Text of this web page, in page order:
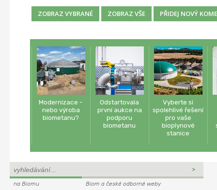
Modernizace -
nebo výroba
biometanu?
Odstartovala
první aukce na
podporu
biometanu
Vyberte si
spolehlivé řešení
pro vaše
bioplynové
stanice
na Biomu Biom a české odborné weby